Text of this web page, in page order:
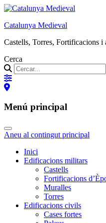
Catalunya Medieval
Castells, Torres, Fortificacions i
Cerca
Menú principal
Aneu al contingut principal
Inici
Edificacions militars
Castells
Fortificacions
Muralles
Torres
Edificacions civils
Cases fortes